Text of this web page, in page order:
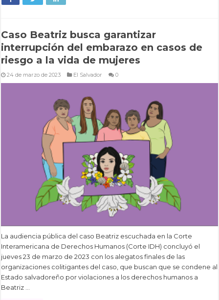
Caso Beatriz busca garantizar
interrupción del embarazo en casos de
riesgo a la vida de mujeres
24 de marzo de 2023 El Salvador 0
La audiencia pública del caso Beatriz escuchada en la Corte
Interamericana de Derechos Humanos (Corte IDH) concluyó el
jueves 23 de marzo de 2023 con los alegatos finales de las
organizaciones colitigantes del caso, que buscan que se condene al
Estado salvadoreño por violaciones a los derechos humanos a
Beatriz …